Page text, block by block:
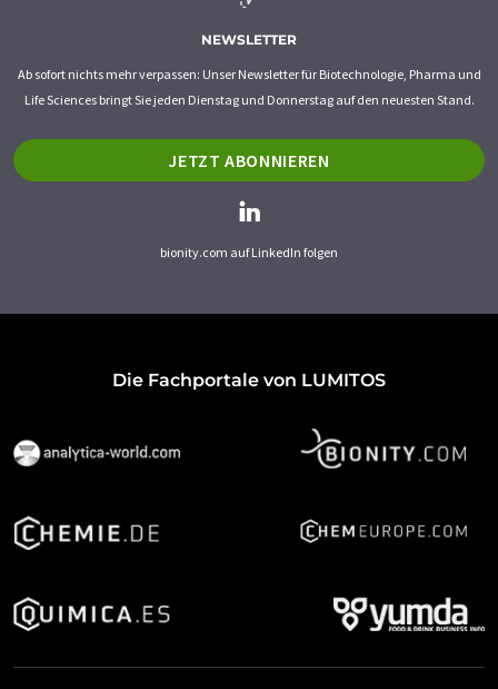
NEWSLETTER
Ab sofort nichts mehr verpassen: Unser Newsletter für Biotechnologie, Pharma und
Life Sciences bringt Sie jeden Dienstag und Donnerstag auf den neuesten Stand.
JETZT ABONNIEREN
bionity.com auf LinkedIn folgen
Die Fachportale von LUMITOS